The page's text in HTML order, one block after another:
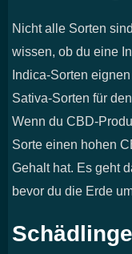
Nicht alle Sorten
wissen, ob du eine
Indica-Sorten
Sativa-Sorten für
Wenn du CBD-
Sorte einen hohen
Gehalt hat. Es geht
bevor du die Erde